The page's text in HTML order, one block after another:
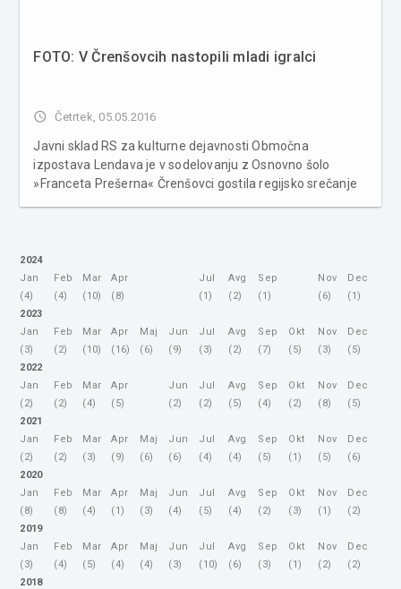
FOTO: V Črenšovcih nastopili mladi igralci
access_time Četrtek, 05.05.2016
Javni sklad RS za kulturne dejavnosti Območna
izpostava Lendava je v sodelovanju z Osnovno šolo
»Franceta Prešerna« Črenšovci gostila regijsko srečanje
2024
Jan
(4)
Feb
(4)
Mar
(10)
Apr
(8)
Jul
(1)
Avg
(2)
Sep
(1)
Nov
(6)
Dec
(1)
2023
Jan
(3)
Feb
(2)
Mar
(10)
Apr
(16)
Maj
(6)
Jun
(9)
Jul
(3)
Avg
(2)
Sep
(7)
Okt
(5)
Nov
(3)
Dec
(5)
2022
Jan
(2)
Feb
(2)
Mar
(4)
Apr
(5)
Jun
(2)
Jul
(2)
Avg
(5)
Sep
(4)
Okt
(2)
Nov
(8)
Dec
(5)
2021
Jan
(2)
Feb
(2)
Mar
(3)
Apr
(9)
Maj
(6)
Jun
(6)
Jul
(4)
Avg
(4)
Sep
(5)
Okt
(1)
Nov
(5)
Dec
(6)
2020
Jan
(8)
Feb
(8)
Mar
(4)
Apr
(1)
Maj
(3)
Jun
(4)
Jul
(5)
Avg
(4)
Sep
(2)
Okt
(3)
Nov
(1)
Dec
(2)
2019
Jan
(3)
Feb
(4)
Mar
(5)
Apr
(4)
Maj
(4)
Jun
(3)
Jul
(10)
Avg
(6)
Sep
(3)
Okt
(1)
Nov
(2)
Dec
(2)
2018